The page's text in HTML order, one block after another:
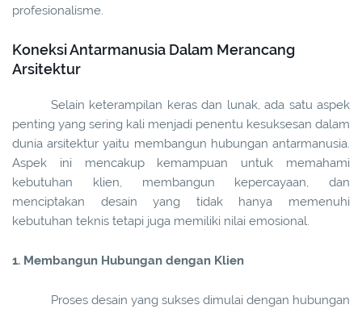
profesionalisme.
Koneksi Antarmanusia Dalam Merancang
Arsitektur
Selain keterampilan keras dan lunak, ada satu aspek
penting yang sering kali menjadi penentu kesuksesan dalam
dunia arsitektur yaitu membangun hubungan antarmanusia.
Aspek ini mencakup kemampuan untuk memahami
kebutuhan klien, membangun kepercayaan, dan
menciptakan desain yang tidak hanya memenuhi
kebutuhan teknis tetapi juga memiliki nilai emosional.
1. Membangun Hubungan dengan Klien
Proses desain yang sukses dimulai dengan hubungan